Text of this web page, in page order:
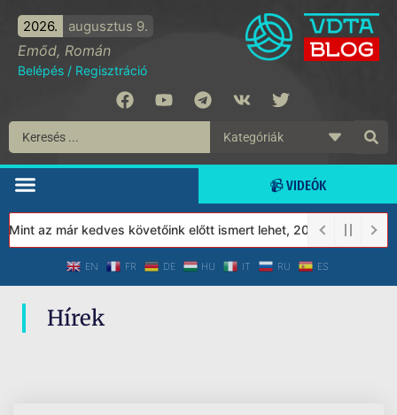
2026. augusztus 9.
Emőd, Román
Belépés / Regisztráció
📹 VIDEÓK
az már kedves követőink előtt ismert lehet, 2023-tól a
EN FR DE HU IT RU ES
Hírek